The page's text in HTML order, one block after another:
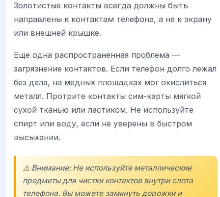
Золотистые контакты всегда должны быть
направлены к контактам телефона, а не к экрану
или внешней крышке.
Еще одна распространенная проблема —
загрязнение контактов. Если телефон долго лежал
без дела, на медных площадках мог окислиться
металл. Протрите контакты сим-карты мягкой
сухой тканью или ластиком. Не используйте
спирт или воду, если не уверены в быстром
высыхании.
⚠️ Внимание: Не используйте металлические
предметы для чистки контактов внутри слота
телефона. Вы можете замкнуть дорожки и